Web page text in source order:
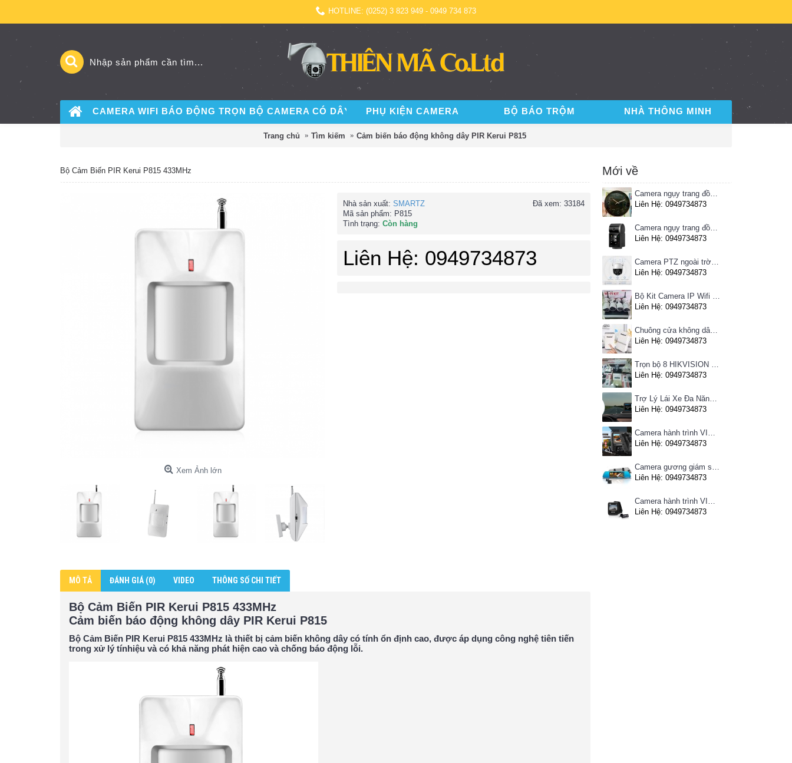
HOTLINE: (0252) 3 823 949 - 0949 734 873
CAMERA WIFI BÁO ĐỘNG TRỌN BỘ CAMERA CÓ DÂY PHỤ KIỆN CAMERA BỘ BÁO TRỘM NHÀ THÔNG MINH
Trang chủ Tìm kiếm Cảm biến báo động không dây PIR Kerui P815
Mới về
Camera ngụy trang đồng hồ treo tường
Liên Hệ: 0949734873
Camera ngụy trang đồng hồ để bàn
Liên Hệ: 0949734873
Camera PTZ ngoài trời Imou 4MP
Liên Hệ: 0949734873
Bộ Kit Camera IP Wifi HIKVISION
Liên Hệ: 0949734873
Chuông cửa không dây Pingron
Liên Hệ: 0949734873
Trọn bộ 8 HIKVISION giá rẻ
Liên Hệ: 0949734873
Trợ Lý Lái Xe Đa Năng Phiên Bản Màn Hình Taplo Tự Động
Liên Hệ: 0949734873
Camera hành trình VIETMAP C63 - Ghi hình phía trước, kết nối Wifi
Liên Hệ: 0949734873
Camera gương giám sát hành trình VIETMAP iDVR P1 định vị trực tuyến, kết nối cam lùi, Hotspot 3G
Liên Hệ: 0949734873
Camera hành trình VIETMAP C62- Ghi hình trước sau, kết nối Wifi
Liên Hệ: 0949734873
Bộ Cảm Biến PIR Kerui P815 433MHz
Xem Ảnh lớn
Đã xem: 33184
Nhà sản xuất: SMARTZ
Mã sản phẩm: P815
Tình trạng: Còn hàng
Liên Hệ: 0949734873
MÔ TẢ ĐÁNH GIÁ (0) VIDEO THÔNG SỐ CHI TIẾT
Bộ Cảm Biến PIR Kerui P815 433MHz
Cảm biến báo động không dây PIR Kerui P815
Bộ Cảm Biến PIR Kerui P815 433MHz là thiết bị cảm biến không dây có tính ổn định cao, được áp dụng công nghệ tiên tiến
trong xử lý tínhiệu và có khả năng phát hiện cao và chống báo động lỗi.